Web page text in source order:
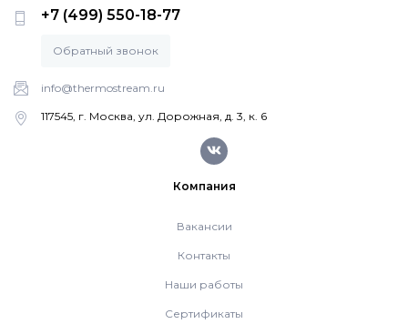
Напольные газовые конденсационные
котлы Vaillant
Настенные электрические котлы Vaillant
Системы управления Vaillant
Пакетные решения Vaillant
+7 (499) 550-18-77
Обратный звонок
info@thermostream.ru
117545, г. Москва, ул. Дорожная, д. 3, к. 6
Компания
Вакансии
Контакты
Наши работы
Сертификаты